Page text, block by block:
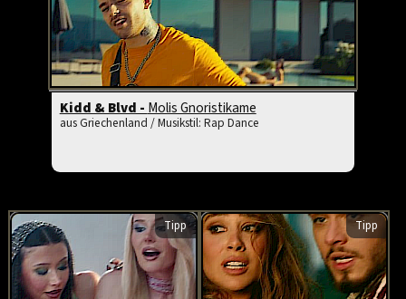
Kidd & Blvd - Molis Gnoristikame
aus Griechenland / Musikstil: Rap Dance
Tipp Tipp